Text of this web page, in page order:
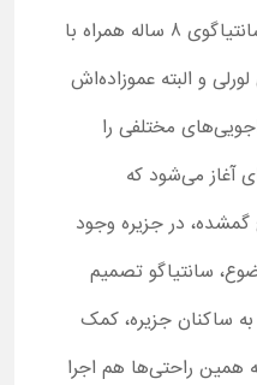
فوق‌العاده‌ای دارد و این بار، سانتیاگوی 8 ساله همراه با
و البته عموزاده‌اش
مختلفی را
آغاز می‌شود که
در جزیره وجود
سانتیاگو تصمیم
به ساکنان جزیره، کمک
همین راحتی‌ها هم اجرا